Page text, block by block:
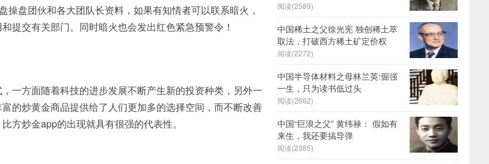
操盘团伙和各大团队长资料，如果有知情者可以联系暗火，
提交有关部门。同时暗火也会发出红色紧急预警令！
一方面随着科技的进步发展不断产生新的投资种类，另外一
的炒黄金商品提供给了人们更加多的选择空间，而不断改善
方炒金app的出现就具有很强的代表性。
阅读(2589)
中国稀土之父徐光宪 独创稀土萃
取法，打破西方稀土矿定价权
阅读(2272)
中国半导体材料之母林兰英:倔强
一生，只为读书低过头
阅读(2662)
中国“巨浪之父” 黄纬禄： 假如有
来生，我还要搞导弹
阅读(2385)